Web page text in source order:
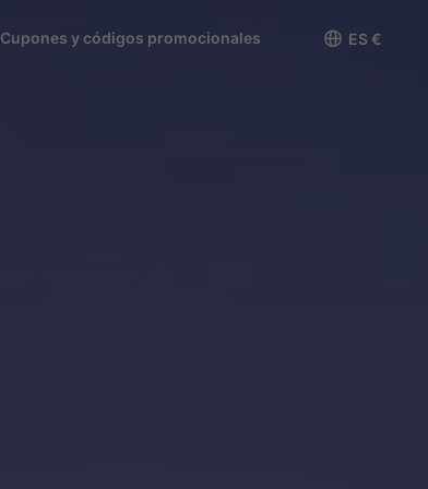
Cupones y códigos promocionales 󱅍 ES €